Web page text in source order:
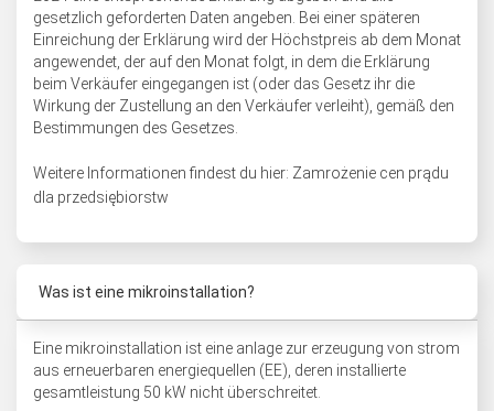
gesetzlich geforderten Daten angeben. Bei einer späteren
Einreichung der Erklärung wird der Höchstpreis ab dem Monat
angewendet, der auf den Monat folgt, in dem die Erklärung
beim Verkäufer eingegangen ist (oder das Gesetz ihr die
Wirkung der Zustellung an den Verkäufer verleiht), gemäß den
Bestimmungen des Gesetzes.
Weitere Informationen findest du hier: Zamrożenie cen prądu
dla przedsiębiorstw
Was ist eine mikroinstallation?
Eine mikroinstallation ist eine anlage zur erzeugung von strom
aus erneuerbaren energiequellen (EE), deren installierte
gesamtleistung 50 kW nicht überschreitet.